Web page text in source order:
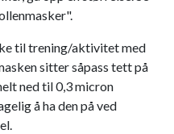
til trening/aktivitet med
sitter såpass tett på
ned til 0,3 micron
å ha den på ved